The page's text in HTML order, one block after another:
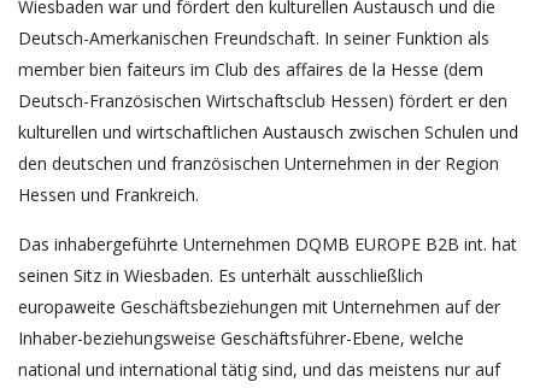
Wiesbaden war und fördert den kulturellen Austausch und die
Deutsch-Amerkanischen Freundschaft. In seiner Funktion als
member bien faiteurs im Club des affaires de la Hesse (dem
Deutsch-Französischen Wirtschaftsclub Hessen) fördert er den
kulturellen und wirtschaftlichen Austausch zwischen Schulen und
den deutschen und französischen Unternehmen in der Region
Hessen und Frankreich.
Das inhabergeführte Unternehmen DQMB EUROPE B2B int. hat
seinen Sitz in Wiesbaden. Es unterhält ausschließlich
europaweite Geschäftsbeziehungen mit Unternehmen auf der
Inhaber-beziehungsweise Geschäftsführer-Ebene, welche
national und international tätig sind, und das meistens nur auf